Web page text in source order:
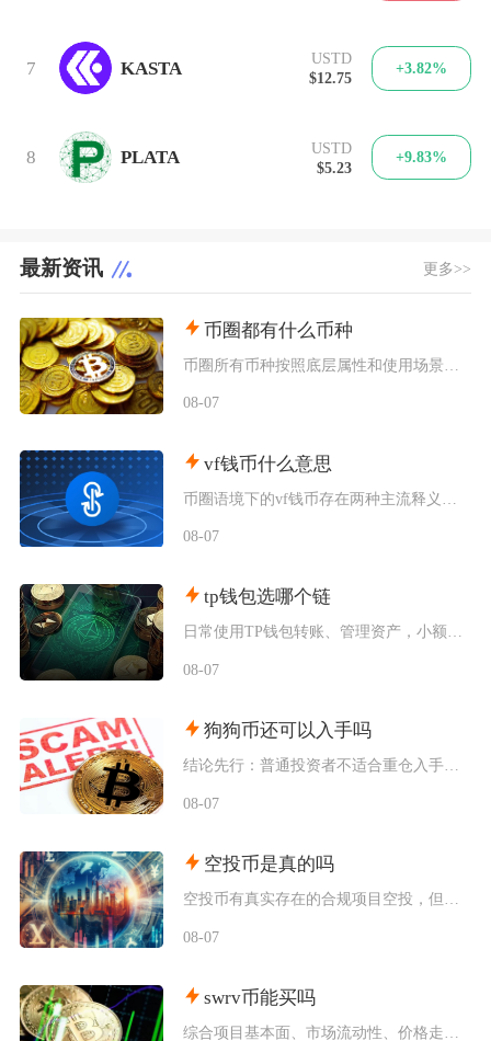
7 KASTA
USTD
$12.75
+3.82%
8 PLATA
USTD
$5.23
+9.83%
最新资讯 更多>>
币圈都有什么币种
08-07
vf钱币什么意思
08-07
tp钱包选哪个链
日常使用TP钱包转账、管理资产，小额稳定币互转优先选择波场TRC20；币安生态内交互、参与
08-07
狗狗币还可以入手吗
08-07
空投币是真的吗
08-07
swrv币能买吗